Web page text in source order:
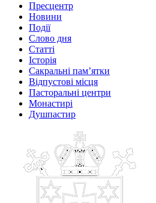
Пресцентр
Новини
Події
Слово дня
Статті
Історія
Сакральні пам’ятки
Відпустові місця
Пасторальні центри
Монастирі
Душпастир